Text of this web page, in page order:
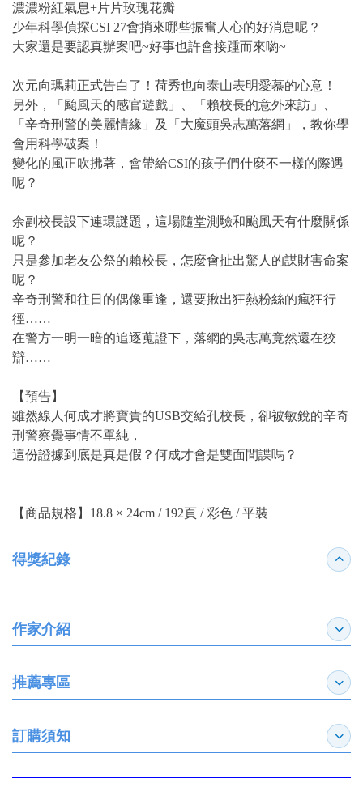
濃濃粉紅氣息+片片玫瑰花瓣
少年科學偵探CSI 27會捎來哪些振奮人心的好消息呢？
大家還是要認真辦案吧~好事也許會接踵而來喲~
次元向瑪莉正式告白了！荷秀也向泰山表明愛慕的心意！
另外，「颱風天的感官遊戲」、「賴校長的意外來訪」、
「辛奇刑警的美麗情緣」及「大魔頭吳志萬落網」，教你學
會用科學破案！
變化的風正吹拂著，會帶給CSI的孩子們什麼不一樣的際遇
呢？
余副校長設下連環謎題，這場隨堂測驗和颱風天有什麼關係
呢？
只是參加老友公祭的賴校長，怎麼會扯出驚人的謀財害命案
呢？
辛奇刑警和往日的偶像重逢，還要揪出狂熱粉絲的瘋狂行
徑……
在警方一明一暗的追逐蒐證下，落網的吳志萬竟然還在狡
辯……
【預告】
雖然線人何成才將寶貴的USB交給孔校長，卻被敏銳的辛奇
刑警察覺事情不單純，
這份證據到底是真是假？何成才會是雙面間諜嗎？
【商品規格】18.8 × 24cm / 192頁 / 彩色 / 平裝
得獎紀錄 收合
作家介紹 展開
推薦專區 展開
訂購須知 展開